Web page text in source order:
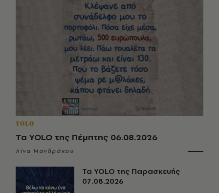
YOLO
Τα YOLO της Πέμπτης 06.08.2026
Λίνα Μανδράκου
Τα YOLO της Παρασκευής
07.08.2026